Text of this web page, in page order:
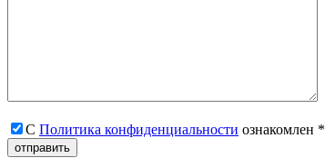
С Политика конфиденциальности ознакомлен *